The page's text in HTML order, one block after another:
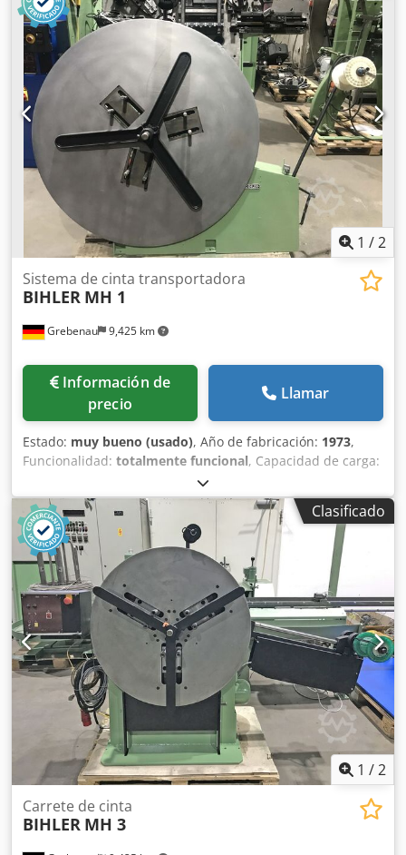
1 /2
Grebenau 9,425 km
Sistema de cinta transportadora
BIHLER MH 1
Información de
precio
Llamar
Estado: muy bueno (usado), Año de fabricación: 1973,
Funcionalidad: totalmente funcional, Capacidad de carga:
máx. 300 kg. Codpextp Eysfx Ah Aeha Diámetro del tambor:
1.200 mm Diámetro exterior de la bobina: máx. 1.100 mm
Diámetro interior de la bobina: 240 - 560 mm Ancho de la
bobina: máx. 90 mm
Clasificado
1 /2
Carrete de cinta
BIHLER MH 3